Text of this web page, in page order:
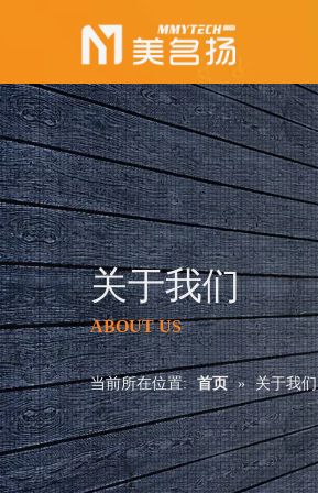
关于我们
ABOUT US
当前所在位置: 首页 » 关于我们